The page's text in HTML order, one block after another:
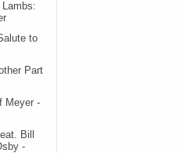
to
Part
Meyer -
Bill
-